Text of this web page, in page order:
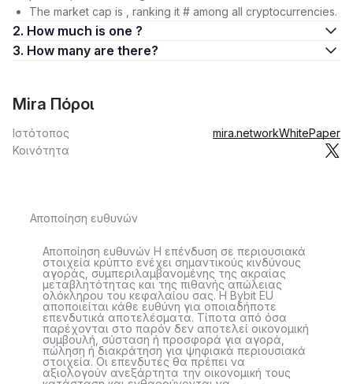
The market cap is , ranking it # among all cryptocurrencies.
2. How much is one ?
3. How many are there?
Mira Πόροι
Ιστότοπος mira.networkWhitePaper
Κοινότητα
Αποποίηση ευθυνών
Αποποίηση ευθυνών Η επένδυση σε περιουσιακά
στοιχεία κρύπτο ενέχει σημαντικούς κινδύνους
αγοράς, συμπεριλαμβανομένης της ακραίας
μεταβλητότητας και της πιθανής απώλειας
ολόκληρου του κεφαλαίου σας. Η Bybit EU
αποποιείται κάθε ευθύνη για οποιαδήποτε
επενδυτικά αποτελέσματα. Τίποτα από όσα
παρέχονται στο παρόν δεν αποτελεί οικονομική
συμβουλή, σύσταση ή προσφορά για αγορά,
πώληση ή διακράτηση για ψηφιακά περιουσιακά
στοιχεία. Οι επενδυτές θα πρέπει να
αξιολογούν ανεξάρτητα την οικονομική τους